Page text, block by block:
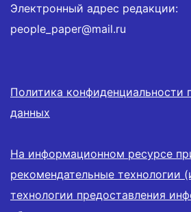
Электронный адрес редакции:
people_paper@mail.ru
Политика конфиденциальности
данных
На информационном ресурсе
рекомендательные технологии
технологии предоставления